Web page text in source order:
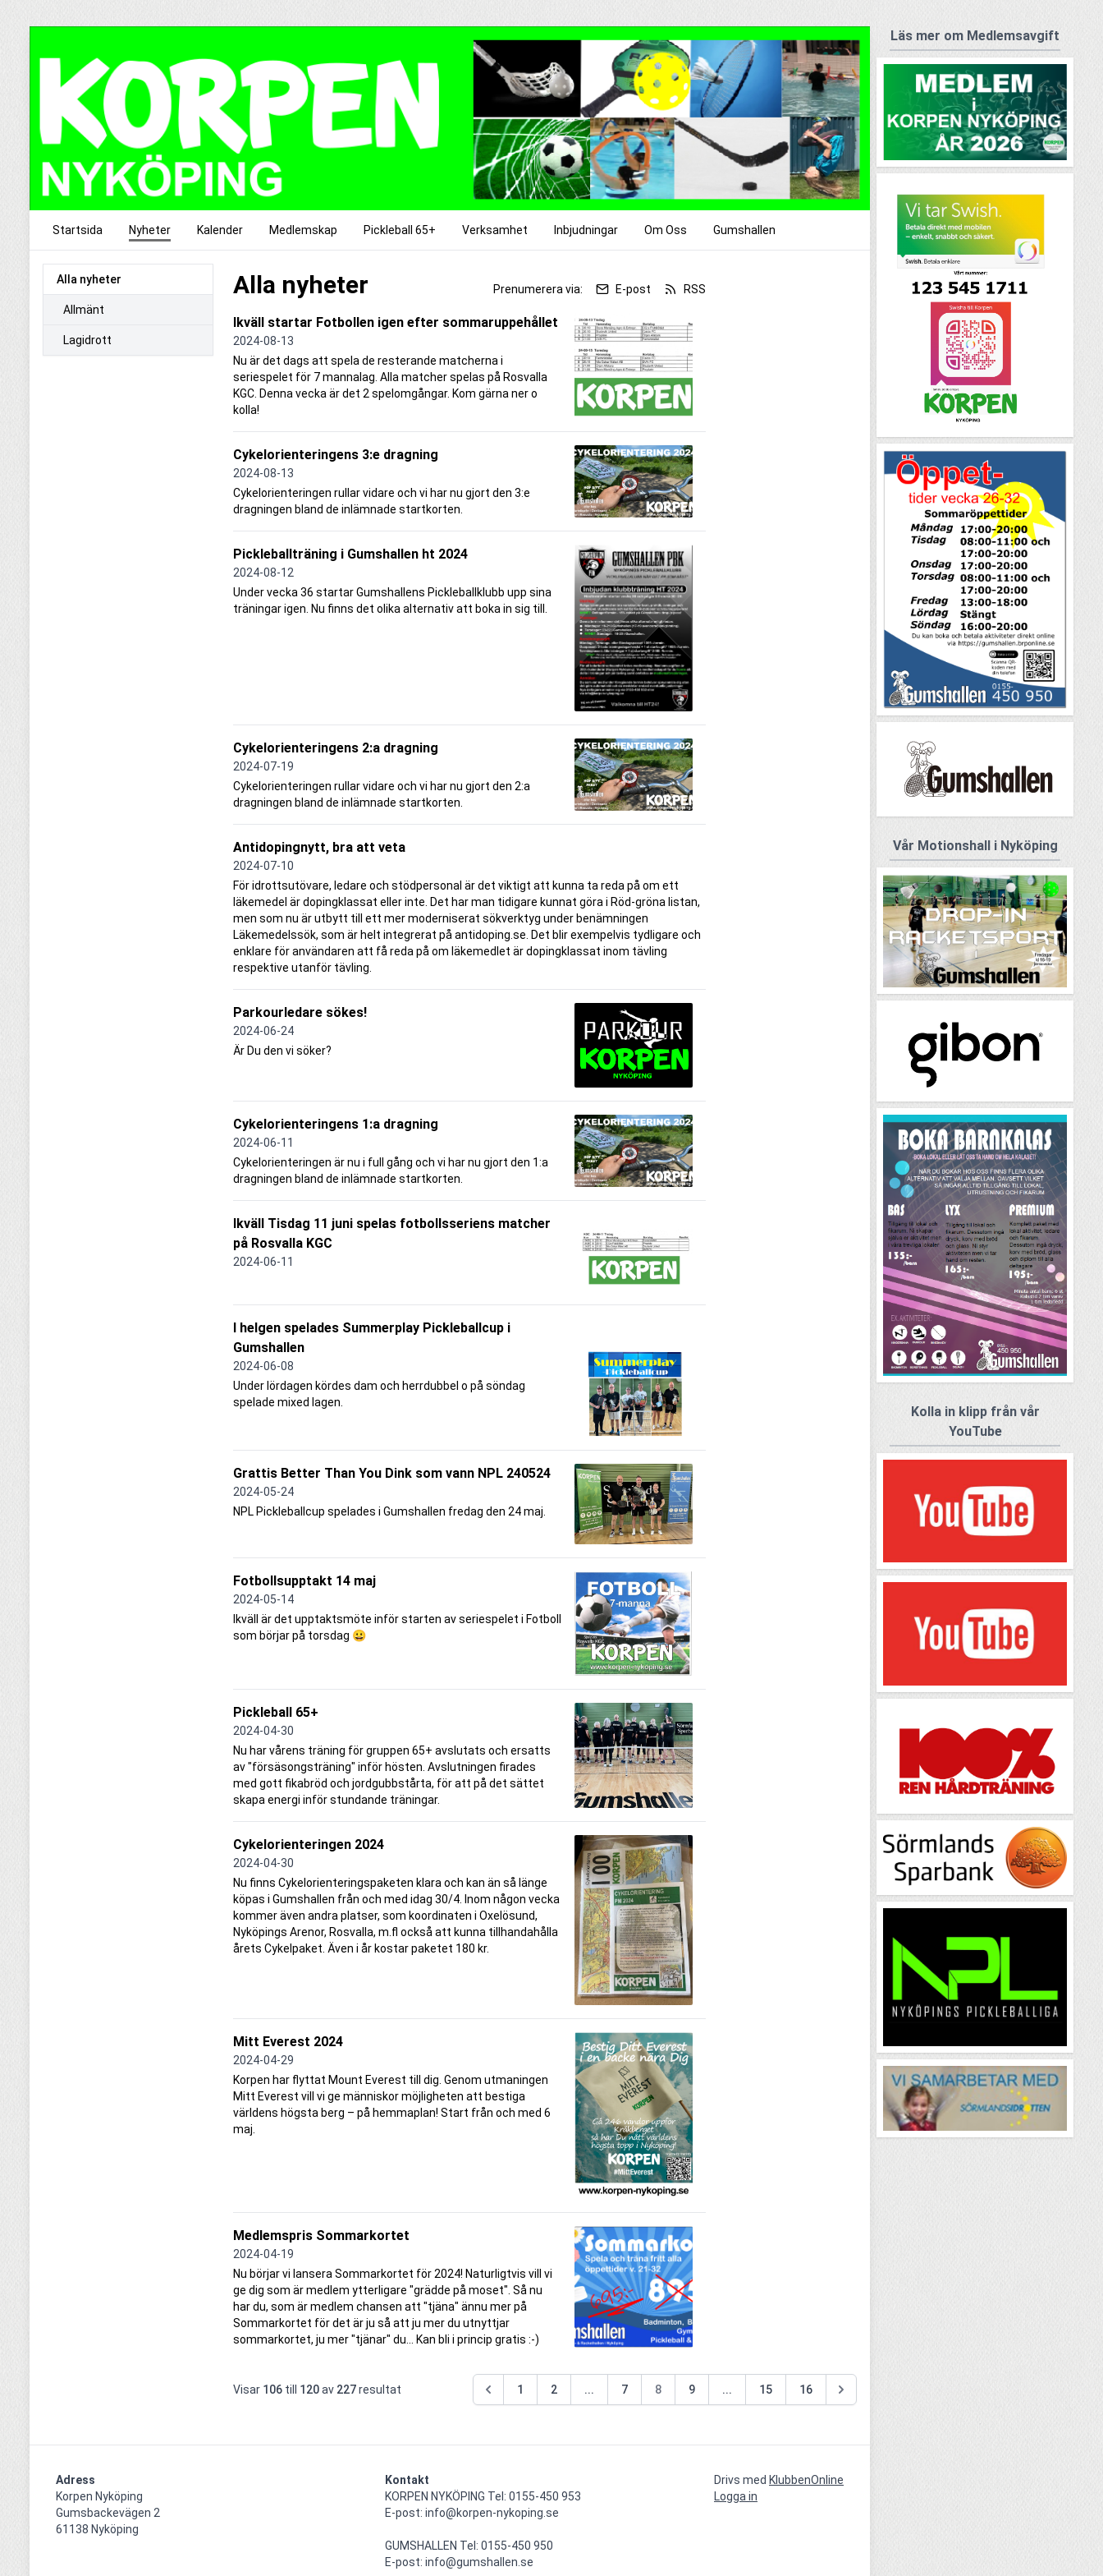
Startsida Nyheter Kalender Medlemskap Pickleball 65+ Verksamhet Inbjudningar Om Oss Gumshallen
Alla nyheter
Allmänt
Lagidrott
Alla nyheter Prenumerera via: E-post RSS
Ikväll startar Fotbollen igen efter sommaruppehållet
2024-08-13
Nu är det dags att spela de resterande matcherna i
seriespelet för 7 mannalag. Alla matcher spelas på Rosvalla
KGC. Denna vecka är det 2 spelomgångar. Kom gärna ner o
kolla!
Cykelorienteringens 3:e dragning
2024-08-13
Cykelorienteringen rullar vidare och vi har nu gjort den 3:e
dragningen bland de inlämnade startkorten.
Pickleballträning i Gumshallen ht 2024
2024-08-12
Under vecka 36 startar Gumshallens Pickleballklubb upp sina
träningar igen. Nu finns det olika alternativ att boka in sig till.
Cykelorienteringens 2:a dragning
2024-07-19
Cykelorienteringen rullar vidare och vi har nu gjort den 2:a
dragningen bland de inlämnade startkorten.
Antidopingnytt, bra att veta
2024-07-10
För idrottsutövare, ledare och stödpersonal är det viktigt att kunna ta reda på om ett
läkemedel är dopingklassat eller inte. Det har man tidigare kunnat göra i Röd-gröna listan,
men som nu är utbytt till ett mer moderniserat sökverktyg under benämningen
Läkemedelssök, som är helt integrerat på antidoping.se. Det blir exempelvis tydligare och
enklare för användaren att få reda på om läkemedlet är dopingklassat inom tävling
respektive utanför tävling.
Parkourledare sökes!
2024-06-24
Är Du den vi söker?
Cykelorienteringens 1:a dragning
2024-06-11
Cykelorienteringen är nu i full gång och vi har nu gjort den 1:a
dragningen bland de inlämnade startkorten.
Ikväll Tisdag 11 juni spelas fotbollsseriens matcher
på Rosvalla KGC
2024-06-11
I helgen spelades Summerplay Pickleballcup i
Gumshallen
2024-06-08
Under lördagen kördes dam och herrdubbel o på söndag
spelade mixed lagen.
Grattis Better Than You Dink som vann NPL 240524
2024-05-24
NPL Pickleballcup spelades i Gumshallen fredag den 24 maj.
Fotbollsupptakt 14 maj
2024-05-14
Ikväll är det upptaktsmöte inför starten av seriespelet i Fotboll
som börjar på torsdag 😀
Pickleball 65+
2024-04-30
Nu har vårens träning för gruppen 65+ avslutats och ersatts
av "försäsongsträning" inför hösten. Avslutningen firades
med gott fikabröd och jordgubbstårta, för att på det sättet
skapa energi inför stundande träningar.
Cykelorienteringen 2024
2024-04-30
Nu finns Cykelorienteringspaketen klara och kan än så länge
köpas i Gumshallen från och med idag 30/4. Inom någon vecka
kommer även andra platser, som koordinaten i Oxelösund,
Nyköpings Arenor, Rosvalla, m.fl också att kunna tillhandahålla
årets Cykelpaket. Även i år kostar paketet 180 kr.
Mitt Everest 2024
2024-04-29
Korpen har flyttat Mount Everest till dig. Genom utmaningen
Mitt Everest vill vi ge människor möjligheten att bestiga
världens högsta berg – på hemmaplan! Start från och med 6
maj.
Medlemspris Sommarkortet
2024-04-19
Nu börjar vi lansera Sommarkortet för 2024! Naturligtvis vill vi
ge dig som är medlem ytterligare "grädde på moset". Så nu
har du, som är medlem chansen att "tjäna" ännu mer på
Sommarkortet för det är ju så att ju mer du utnyttjar
sommarkortet, ju mer "tjänar" du... Kan bli i princip gratis :-)
Visar 106 till 120av 227resultat 1 2 ... 7 8 9 ... 15 16
Adress
Korpen Nyköping
Gumsbackevägen 2
61138 Nyköping
Kontakt
KORPEN NYKÖPING Tel: 0155-450 953
E-post: info@korpen-nykoping.se
GUMSHALLEN Tel: 0155-450 950
E-post: info@gumshallen.se
Drivs med KlubbenOnline
Logga in
Läs mer om Medlemsavgift
Vår Motionshall i Nyköping
Kolla in klipp från vår
YouTube